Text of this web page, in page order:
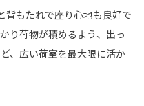
背もたれで座り心地も良好で
り荷物が積めるよう、出っ
、広い荷室を最大限に活か